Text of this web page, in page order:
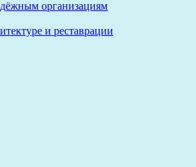
организациям
и реставрации